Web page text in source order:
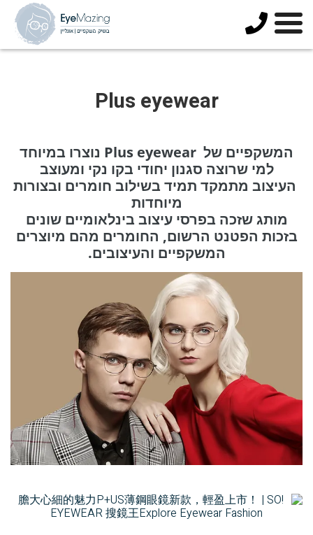
3744678
Plus eyewear
המשקפיים של Plus eyewear נוצרו במיוחד
למי שרוצה סגנון יחודי בקו נקי ומעוצב
העיצוב מתמקד תמיד בשילוב חומרים ובצורות
מיוחדות
מותג שזכה בפרסי עיצוב בינלאומיים שונים
בזכות הפטנט הרשום, החומרים מהם מיוצרים
המשקפיים והעיצובים.